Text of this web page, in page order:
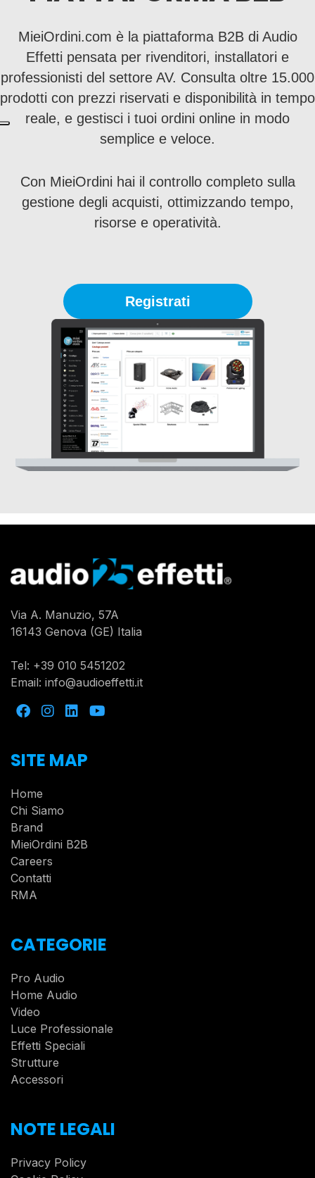
MieiOrdini.com è la piattaforma B2B di Audio
Effetti pensata per rivenditori, installatori e
professionisti del settore AV. Consulta oltre 15.000
prodotti con prezzi riservati e disponibilità in tempo
reale, e gestisci i tuoi ordini online in modo
semplice e veloce.
Con MieiOrdini hai il controllo completo sulla
gestione degli acquisti, ottimizzando tempo,
risorse e operatività.
Registrati
Via A. Manuzio, 57A
16143 Genova (GE) Italia
Tel: +39 010 5451202
Email: info@audioeffetti.it
SITE MAP
Home
Chi Siamo
Brand
MieiOrdini B2B
Careers
Contatti
RMA
CATEGORIE
Pro Audio
Home Audio
Video
Luce Professionale
Effetti Speciali
Strutture
Accessori
NOTE LEGALI
Privacy Policy